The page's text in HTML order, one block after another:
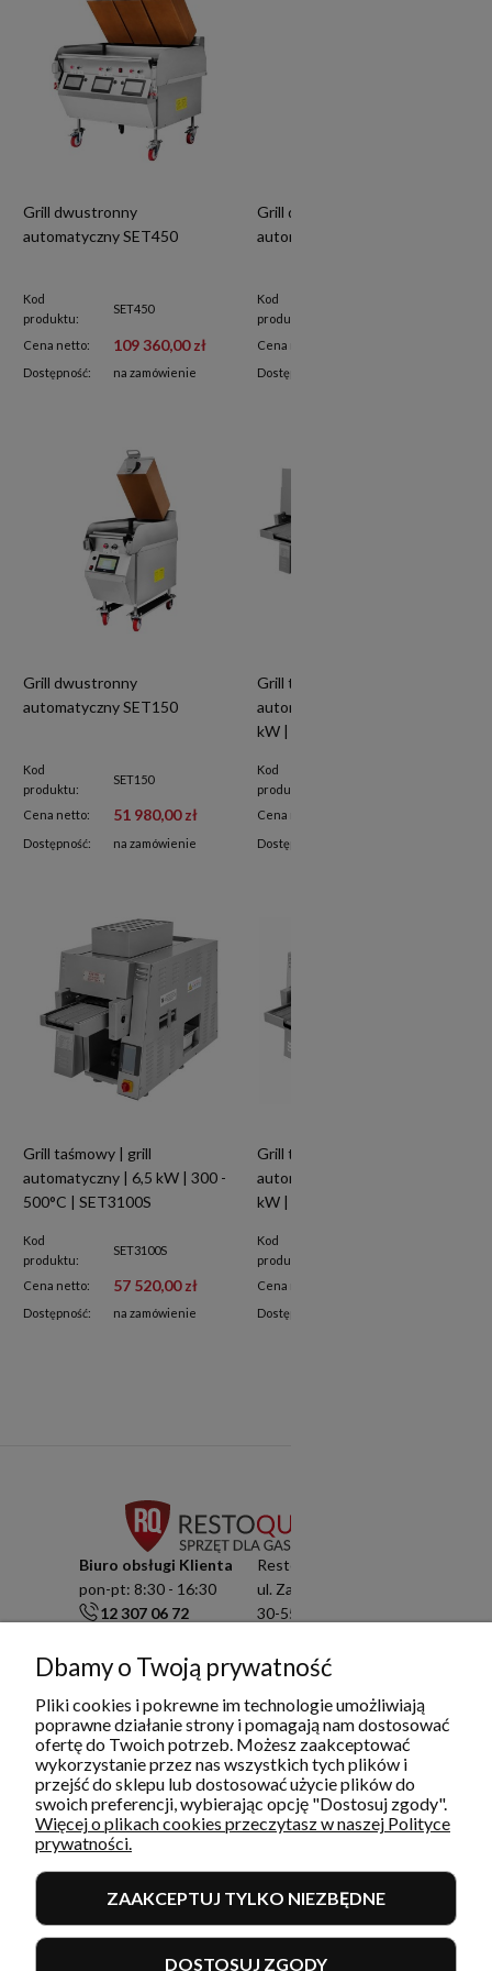
Grill dwustronny
automatyczny SET450
Kod
produktu:
SET450
Cena netto: 109 360,00 zł
Dostępność: na zamówienie
Grill dwustronny
automatyczny SET300
Kod
produktu:
Cena netto:
Dostępność:
Grill dwustronny
automatyczny SET150
Kod
produktu:
SET150
Cena netto: 51 980,00 zł
Dostępność: na zamówienie
Grill taśmowy | grill
automatyczny 2-taśmowy | 27
kW | 300 - 500°C | SET3200L
Kod
produktu:
Cena netto:
Dostępność:
Grill taśmowy | grill
automatyczny | 6,5 kW | 300 -
500°C | SET3100S
Kod
produktu:
SET3100S
Cena netto: 57 520,00 zł
Dostępność: na zamówienie
Grill taśmowy | grill
automatyczny 2-taśmowy | 13
kW | 300 - 500°C | SET3000
Kod
produktu:
Cena netto:
Dostępność:
Biuro obsługi Klienta
pon-pt: 8:30 - 16:30
12 307 06 72
info@restoquality.pl
Serwis
pon-pt: 8:30 - 16:30
577 609 633
serwis@restoquality.pl
Resto Quality Sp. z o.o.
ul. Zamknięta 10/1.5
30-554 Kraków
KRS: 0000511822
INFORMACJE
Dbamy o Twoją prywatność
Pliki cookies i pokrewne im technologie umożliwiają
poprawne działanie strony i pomagają nam dostosować
ofertę do Twoich potrzeb. Możesz zaakceptować
wykorzystanie przez nas wszystkich tych plików i
przejść do sklepu lub dostosować użycie plików do
swoich preferencji, wybierając opcję "Dostosuj zgody".
Więcej o plikach cookies przeczytasz w naszej Polityce
prywatności.
ZAAKCEPTUJ TYLKO NIEZBĘDNE
DOSTOSUJ ZGODY